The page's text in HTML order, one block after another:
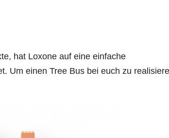
hat Loxone auf eine einfache
Um einen Tree Bus bei euch zu